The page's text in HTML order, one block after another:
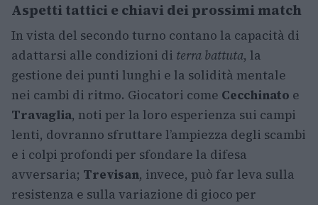
Aspetti tattici e chiavi dei prossimi match
In vista del secondo turno contano la capacità di
adattarsi alle condizioni di terra battuta, la
gestione dei punti lunghi e la solidità mentale
nei cambi di ritmo. Giocatori come Cecchinato e
Travaglia, noti per la loro esperienza sui campi
lenti, dovranno sfruttare l’ampiezza degli scambi
e i colpi profondi per sfondare la difesa
avversaria; Trevisan, invece, può far leva sulla
resistenza e sulla variazione di gioco per